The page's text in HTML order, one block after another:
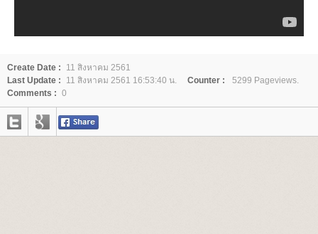
Create Date :
11 สิงหาคม 2561
Last Update :
11 สิงหาคม 2561 16:53:40 น. Counter :
5299 Pageviews.
Comments : 0